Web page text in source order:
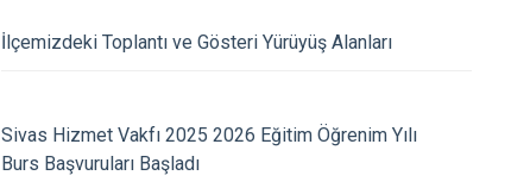
Koyulhisar
Ulaş
İlçemizdeki Toplantı ve Gösteri Yürüyüş Alanları
Sivas Hizmet Vakfı 2025 2026 Eğitim Öğrenim Yılı
Burs Başvuruları Başladı